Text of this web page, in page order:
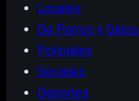
Locales
De Perros y Gatos
Policiales
Sociales
Deportes